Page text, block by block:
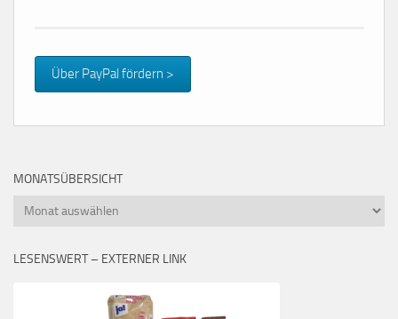
Über PayPal fördern >
MONATSÜBERSICHT
Monatsübersicht
LESENSWERT – EXTERNER LINK